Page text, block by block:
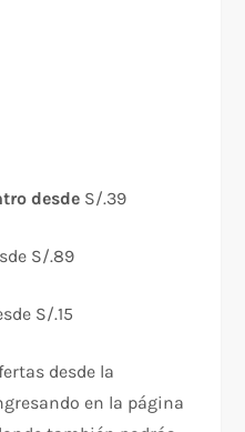
desde S/.39
S/.89
S/.15
desde la
en la página